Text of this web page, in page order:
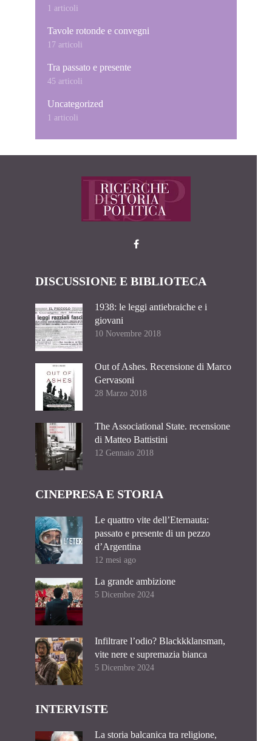
1 articoli
Tavole rotonde e convegni
17 articoli
Tra passato e presente
45 articoli
Uncategorized
1 articoli
DISCUSSIONE E BIBLIOTECA
1938: le leggi antiebraiche e i
giovani
10 Novembre 2018
Out of Ashes. Recensione di Marco
Gervasoni
28 Marzo 2018
The Associational State. recensione
di Matteo Battistini
12 Gennaio 2018
CINEPRESA E STORIA
Le quattro vite dell’Eternauta:
passato e presente di un pezzo
d’Argentina
12 mesi ago
La grande ambizione
5 Dicembre 2024
Infiltrare l’odio? Blackkklansman,
vite nere e supremazia bianca
5 Dicembre 2024
INTERVISTE
La storia balcanica tra religione,